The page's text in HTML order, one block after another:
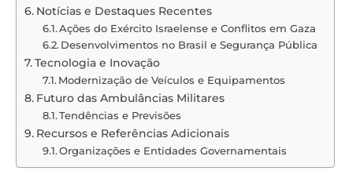
Notícias e Destaques Recentes
Ações do Exército Israelense e Conflitos em Gaza
Desenvolvimentos no Brasil e Segurança Pública
Tecnologia e Inovação
Modernização de Veículos e Equipamentos
Futuro das Ambulâncias Militares
Tendências e Previsões
Recursos e Referências Adicionais
Organizações e Entidades Governamentais